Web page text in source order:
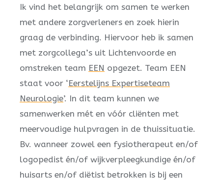
Ik vind het belangrijk om samen te werken
met andere zorgverleners en zoek hierin
graag de verbinding. Hiervoor heb ik samen
met zorgcollega’s uit Lichtenvoorde en
omstreken team EEN opgezet. Team EEN
staat voor ‘Eerstelijns Expertiseteam
Neurologie’. In dit team kunnen we
samenwerken mét en vóór cliënten met
meervoudige hulpvragen in de thuissituatie.
Bv. wanneer zowel een fysiotherapeut en/of
logopedist én/of wijkverpleegkundige én/of
huisarts en/of diëtist betrokken is bij een